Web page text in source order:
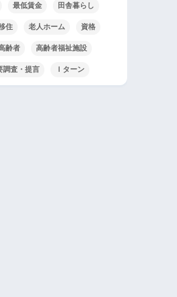
最低賃金 田舎暮らし
住 老人ホーム 資格
齢者 高齢者福祉施設
調査・提言 Ｉターン